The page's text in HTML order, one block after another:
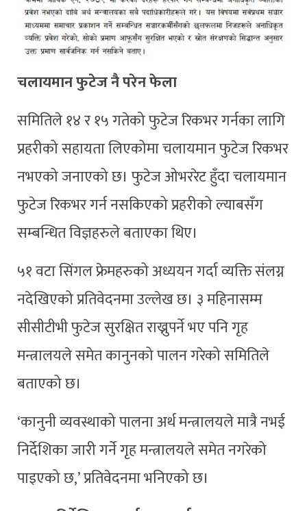
चलायमान फुटेज नै परेन फेला
समितिले १४ र १५ गतेको फुटेज रिकभर गर्नका लागि
प्रहरीको सहायता लिएकोमा चलायमान फुटेज रिकभर
नभएको जनाएको छ। फुटेज ओभररेट हुँदा चलायमान
फुटेज रिकभर गर्न नसकिएको प्रहरीको ल्याबसँग
सम्बन्धित विज्ञहरुले बताएका थिए।
५१ वटा सिंगल फ्रेमहरुको अध्ययन गर्दा व्यक्ति संलग्न
नदेखिएको प्रतिवेदनमा उल्लेख छ। ३ महिनासम्म
सीसीटीभी फुटेज सुरक्षित राख्नुपर्ने भए पनि गृह
मन्त्रालयले समेत कानुनको पालन गरेको समितिले
बताएको छ।
‘कानुनी व्यवस्थाको पालना अर्थ मन्त्रालयले मात्रै नभई
निर्देशिका जारी गर्ने गृह मन्त्रालयले समेत नगरेको
पाइएको छ,’ प्रतिवेदनमा भनिएको छ।